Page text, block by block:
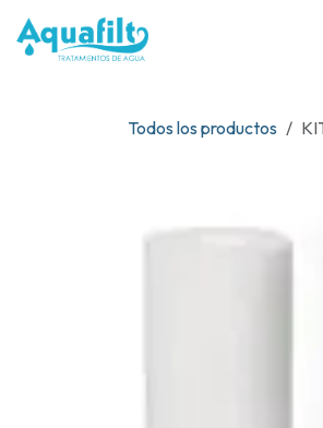
Ir al contenido
Todos los productos